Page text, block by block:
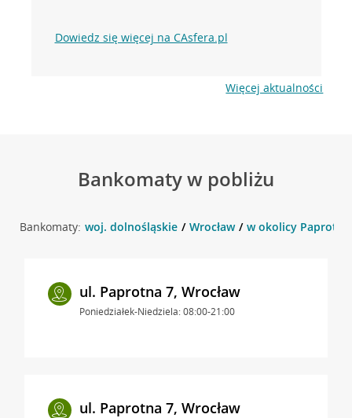
Dowiedz się więcej na CAsfera.pl
Więcej aktualności
Bankomaty w pobliżu
Bankomaty: woj. dolnośląskie Wrocław w okolicy Paprotna
ul. Paprotna 7, Wrocław
Poniedziałek-Niedziela: 08:00-21:00
ul. Paprotna 7, Wrocław